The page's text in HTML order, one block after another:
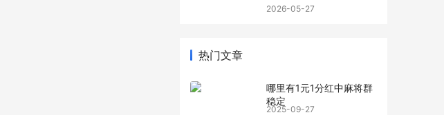
2026-05-27
热门文章
哪里有1元1分红中麻将群
稳定
2025-09-27